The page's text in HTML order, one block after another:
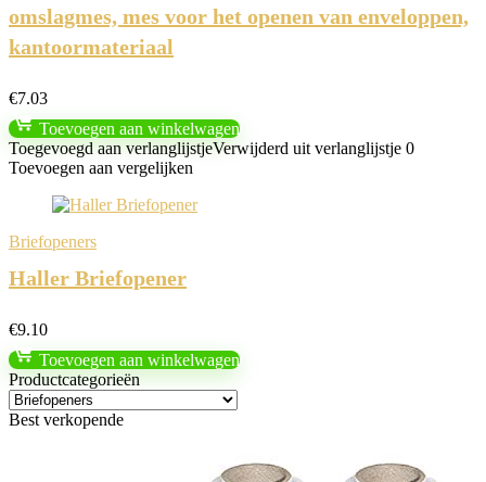
omslagmes, mes voor het openen van enveloppen,
kantoormateriaal
€7.03
Toevoegen aan winkelwagen
Toegevoegd aan verlanglijstjeVerwijderd uit verlanglijstje 0
Toevoegen aan vergelijken
Briefopeners
Haller Briefopener
€9.10
Toevoegen aan winkelwagen
Productcategorieën
Best verkopende